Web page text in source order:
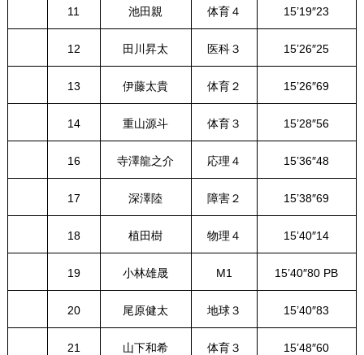
11 池田親 体育４ 15’19″23
12 田川昇太 医科３ 15’26″25
13 伊藤太貴 体育２ 15’26″69
14 重山源斗 体育３ 15’28″56
16 寺澤龍之介 応理４ 15’36″48
17 深澤陸 障害２ 15’38″69
18 植田樹 物理４ 15’40″14
19 小林雄晟 M1 15’40″80 PB
20 尾原健太 地球３ 15’40″83
21 山下和希 体育３ 15’48″60